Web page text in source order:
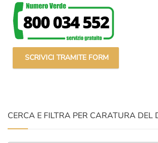
SCRIVICI TRAMITE FORM
CERCA E FILTRA PER CARATURA DEL